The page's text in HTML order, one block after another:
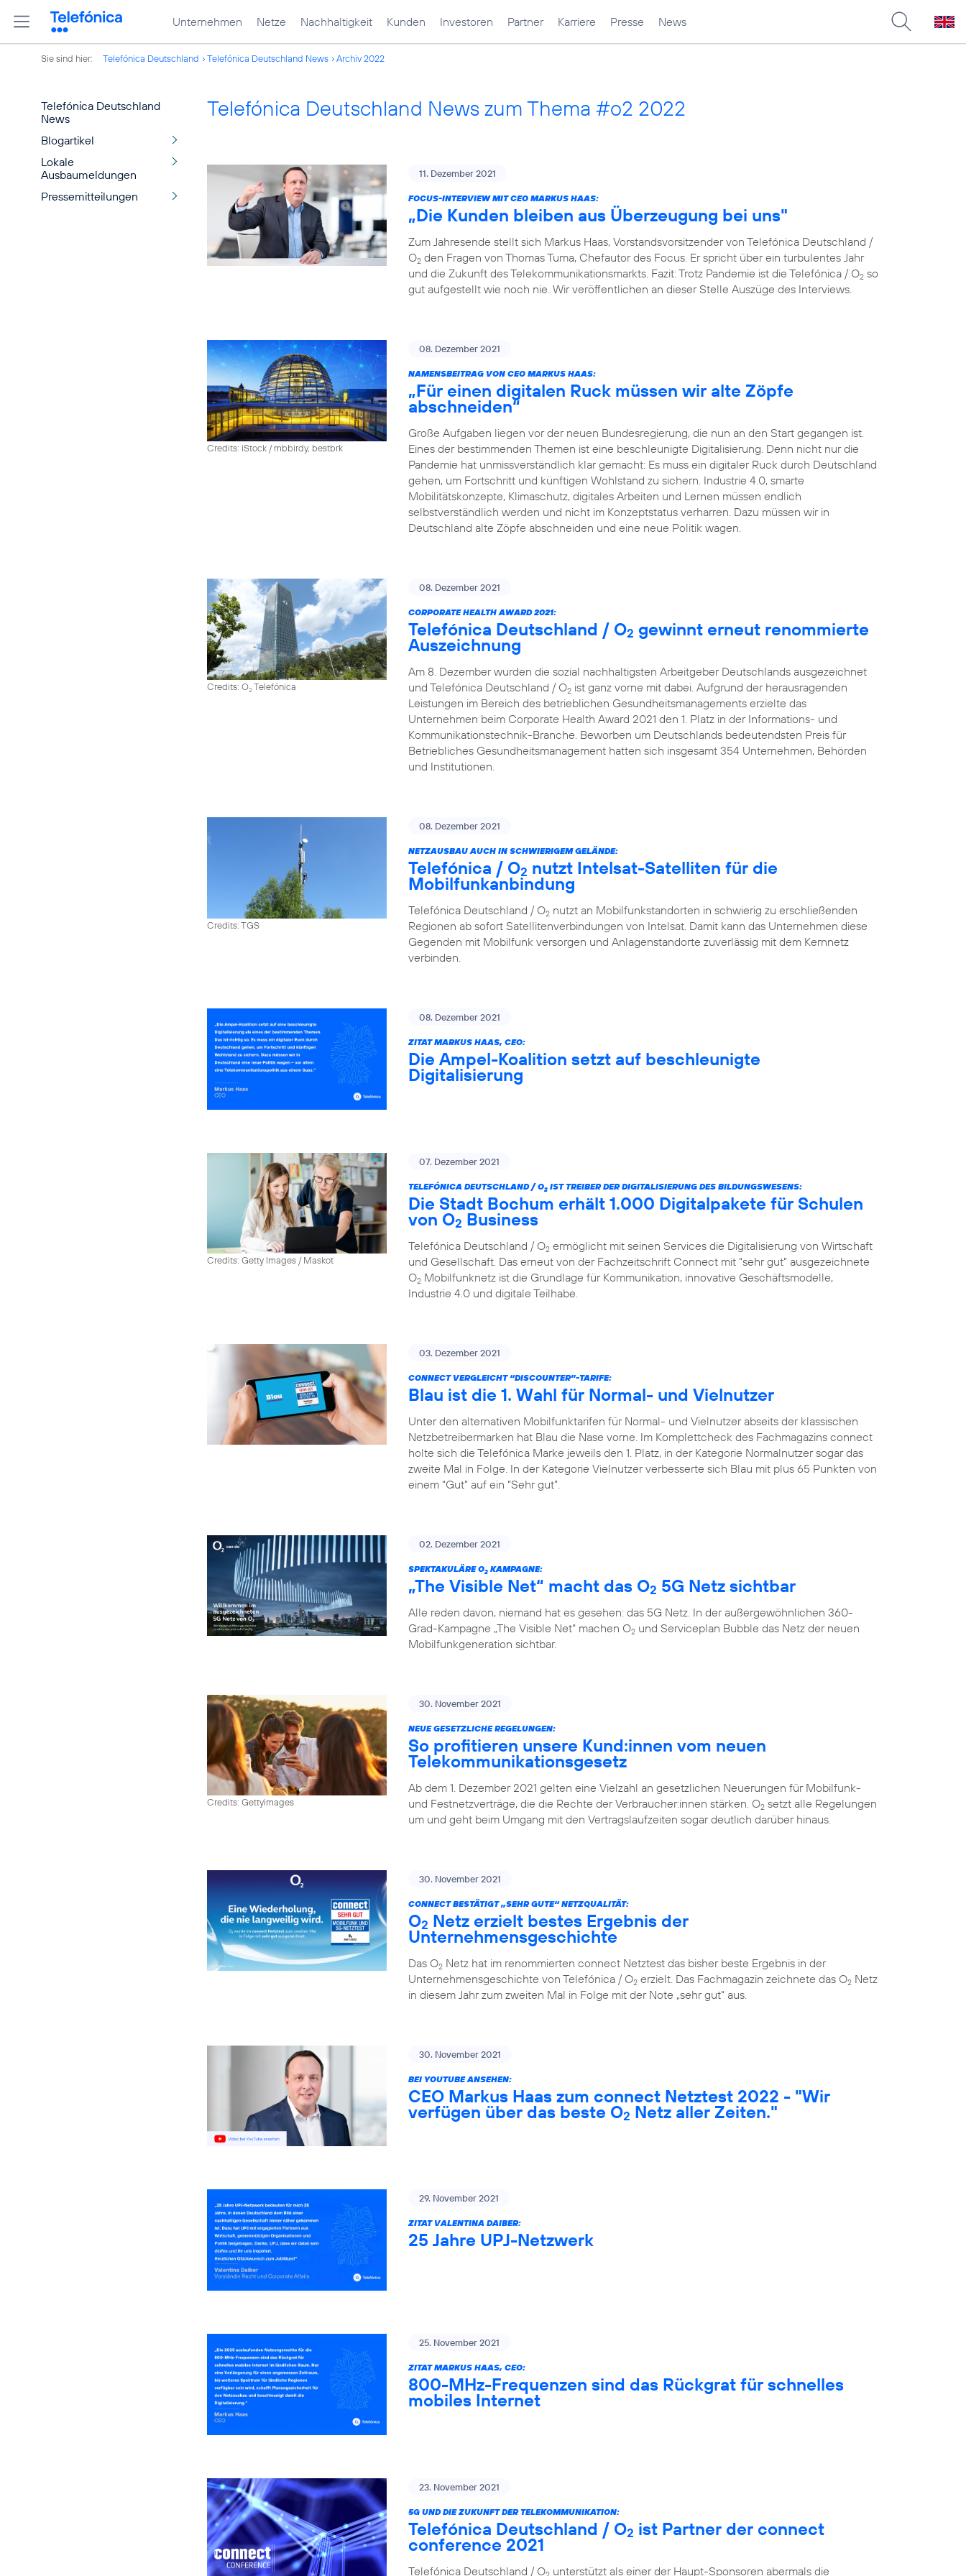
Unternehmen Netze Nachhaltigkeit Kunden Investoren Partner Karriere Presse News
Sie sind hier: Telefónica Deutschland Telefónica Deutschland News Archiv 2022
Telefónica Deutschland
News
Blogartikel
Lokale
Ausbaumeldungen
Pressemitteilungen
Telefónica Deutschland News zum Thema #o2 2022
11. Dezember 2021
FOCUS-INTERVIEW MIT CEO MARKUS HAAS:
„Die Kunden bleiben aus Überzeugung bei uns"
Zum Jahresende stellt sich Markus Haas, Vorstandsvorsitzender von Telefónica Deutschland /
O2 den Fragen von Thomas Tuma, Chefautor des Focus. Er spricht über ein turbulentes Jahr
und die Zukunft des Telekommunikationsmarkts. Fazit: Trotz Pandemie ist die Telefónica / O2 so
gut aufgestellt wie noch nie. Wir veröffentlichen an dieser Stelle Auszüge des Interviews.
Credits: iStock / mbbirdy, bestbrk
08. Dezember 2021
NAMENSBEITRAG VON CEO MARKUS HAAS:
„Für einen digitalen Ruck müssen wir alte Zöpfe
abschneiden“
Große Aufgaben liegen vor der neuen Bundesregierung, die nun an den Start gegangen ist.
Eines der bestimmenden Themen ist eine beschleunigte Digitalisierung. Denn nicht nur die
Pandemie hat unmissverständlich klar gemacht: Es muss ein digitaler Ruck durch Deutschland
gehen, um Fortschritt und künftigen Wohlstand zu sichern. Industrie 4.0, smarte
Mobilitätskonzepte, Klimaschutz, digitales Arbeiten und Lernen müssen endlich
selbstverständlich werden und nicht im Konzeptstatus verharren. Dazu müssen wir in
Deutschland alte Zöpfe abschneiden und eine neue Politik wagen.
Credits: O2Telefónica
08. Dezember 2021
CORPORATE HEALTH AWARD 2021:
Telefónica Deutschland / O2 gewinnt erneut renommierte
Auszeichnung
Am 8. Dezember wurden die sozial nachhaltigsten Arbeitgeber Deutschlands ausgezeichnet
und Telefónica Deutschland / O2 ist ganz vorne mit dabei. Aufgrund der herausragenden
Leistungen im Bereich des betrieblichen Gesundheitsmanagements erzielte das
Unternehmen beim Corporate Health Award 2021 den 1. Platz in der Informations- und
Kommunikationstechnik-Branche. Beworben um Deutschlands bedeutendsten Preis für
Betriebliches Gesundheitsmanagement hatten sich insgesamt 354 Unternehmen, Behörden
und Institutionen.
Credits: TGS
08. Dezember 2021
NETZAUSBAU AUCH IN SCHWIERIGEM GELÄNDE:
Telefónica / O2 nutzt Intelsat-Satelliten für die
Mobilfunkanbindung
Telefónica Deutschland / O2 nutzt an Mobilfunkstandorten in schwierig zu erschließenden
Regionen ab sofort Satellitenverbindungen von Intelsat. Damit kann das Unternehmen diese
Gegenden mit Mobilfunk versorgen und Anlagenstandorte zuverlässig mit dem Kernnetz
verbinden.
08. Dezember 2021
ZITAT MARKUS HAAS, CEO:
Die Ampel-Koalition setzt auf beschleunigte
Digitalisierung
Credits: Getty Images / Maskot
07. Dezember 2021
TELEFÓNICA DEUTSCHLAND / O2 IST TREIBER DER DIGITALISIERUNG DES BILDUNGSWESENS:
Die Stadt Bochum erhält 1.000 Digitalpakete für Schulen
von O2 Business
Telefónica Deutschland / O2 ermöglicht mit seinen Services die Digitalisierung von Wirtschaft
und Gesellschaft. Das erneut von der Fachzeitschrift Connect mit “sehr gut” ausgezeichnete
O2 Mobilfunknetz ist die Grundlage für Kommunikation, innovative Geschäftsmodelle,
Industrie 4.0 und digitale Teilhabe.
03. Dezember 2021
CONNECT VERGLEICHT “DISCOUNTER”-TARIFE:
Blau ist die 1. Wahl für Normal- und Vielnutzer
Unter den alternativen Mobilfunktarifen für Normal- und Vielnutzer abseits der klassischen
Netzbetreibermarken hat Blau die Nase vorne. Im Komplettcheck des Fachmagazins connect
holte sich die Telefónica Marke jeweils den 1. Platz, in der Kategorie Normalnutzer sogar das
zweite Mal in Folge. In der Kategorie Vielnutzer verbesserte sich Blau mit plus 65 Punkten von
einem “Gut” auf ein “Sehr gut”.
02. Dezember 2021
SPEKTAKULÄRE O2 KAMPAGNE:
„The Visible Net“ macht das O2 5G Netz sichtbar
Alle reden davon, niemand hat es gesehen: das 5G Netz. In der außergewöhnlichen 360-
Grad-Kampagne „The Visible Net“ machen O2 und Serviceplan Bubble das Netz der neuen
Mobilfunkgeneration sichtbar.
Credits: Gettyimages
30. November 2021
NEUE GESETZLICHE REGELUNGEN:
So profitieren unsere Kund:innen vom neuen
Telekommunikationsgesetz
Ab dem 1. Dezember 2021 gelten eine Vielzahl an gesetzlichen Neuerungen für Mobilfunk-
und Festnetzverträge, die die Rechte der Verbraucher:innen stärken. O2 setzt alle Regelungen
um und geht beim Umgang mit den Vertragslaufzeiten sogar deutlich darüber hinaus.
30. November 2021
CONNECT BESTÄTIGT „SEHR GUTE“ NETZQUALITÄT:
O2 Netz erzielt bestes Ergebnis der
Unternehmensgeschichte
Das O2 Netz hat im renommierten connect Netztest das bisher beste Ergebnis in der
Unternehmensgeschichte von Telefónica / O2 erzielt. Das Fachmagazin zeichnete das O2 Netz
in diesem Jahr zum zweiten Mal in Folge mit der Note „sehr gut“ aus.
30. November 2021
BEI YOUTUBE ANSEHEN:
CEO Markus Haas zum connect Netztest 2022 - "Wir
verfügen über das beste O2 Netz aller Zeiten."
29. November 2021
ZITAT VALENTINA DAIBER:
25 Jahre UPJ-Netzwerk
25. November 2021
ZITAT MARKUS HAAS, CEO:
800-MHz-Frequenzen sind das Rückgrat für schnelles
mobiles Internet
23. November 2021
5G UND DIE ZUKUNFT DER TELEKOMMUNIKATION:
Telefónica Deutschland / O2 ist Partner der connect
conference 2021
Telefónica Deutschland / O unterstützt als einer der Haupt-Sponsoren abermals die